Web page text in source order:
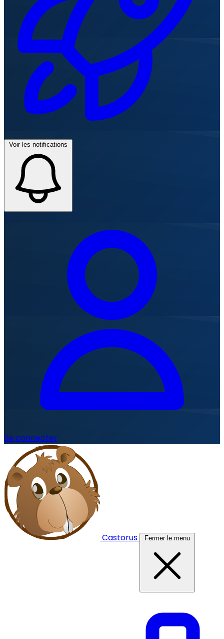
Voir les notifications
Se connecter
Castorus Fermer le menu